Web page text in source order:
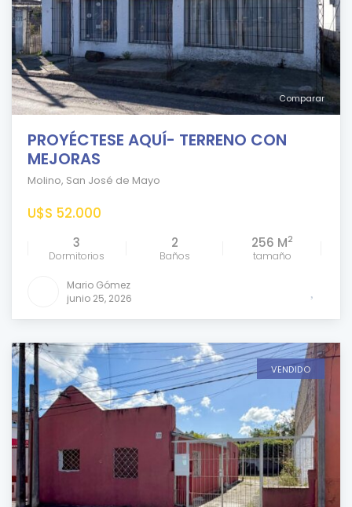
Comparar
PROYÉCTESE AQUÍ- TERRENO CON
MEJORAS
Molino, San José de Mayo
U$S 52.000
3
Dormitorios
2
Baños
256 M2
tamaño
Mario Gómez
junio 25, 2026
VENDIDO